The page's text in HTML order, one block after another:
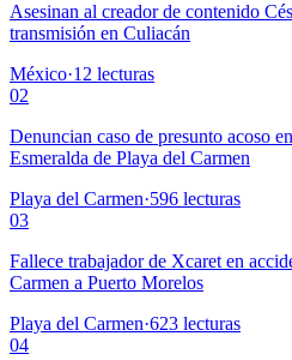
Asesinan al creador de contenido
transmisión en Culiacán
México·12 lecturas
02
Denuncian caso de presunto acoso
Esmeralda de Playa del Carmen
Playa del Carmen·596 lecturas
03
Fallece trabajador de Xcaret en
Carmen a Puerto Morelos
Playa del Carmen·623 lecturas
04